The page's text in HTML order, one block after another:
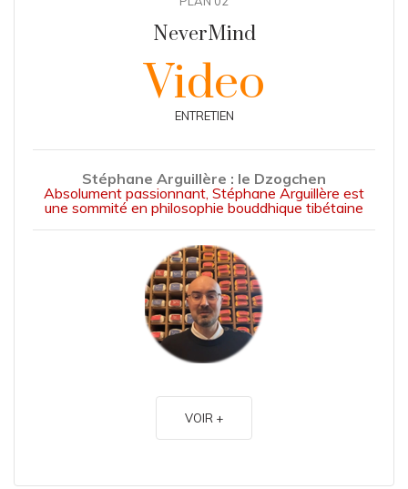
NeverMind
Video
ENTRETIEN
Stéphane Arguillère : le Dzogchen
Absolument passionnant, Stéphane Arguillère est
une sommité en philosophie bouddhique tibétaine
VOIR +